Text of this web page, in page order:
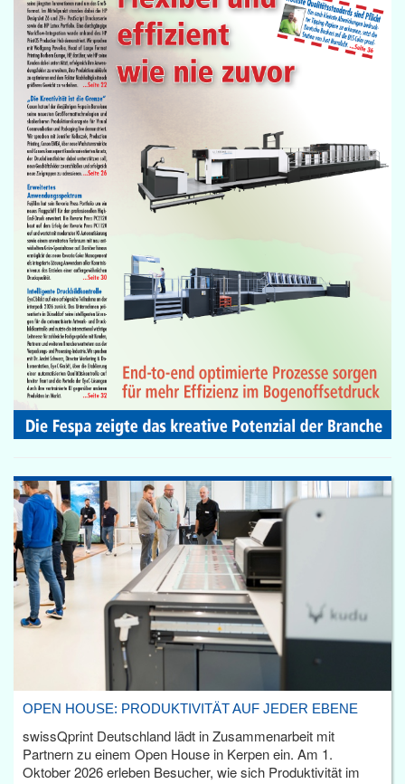
OPEN HOUSE: PRODUKTIVITÄT AUF JEDER EBENE
swissQprint Deutschland lädt in Zusammenarbeit mit
Partnern zu einem Open House in Kerpen ein. Am 1.
Oktober 2026 erleben Besucher, wie sich Produktivität im